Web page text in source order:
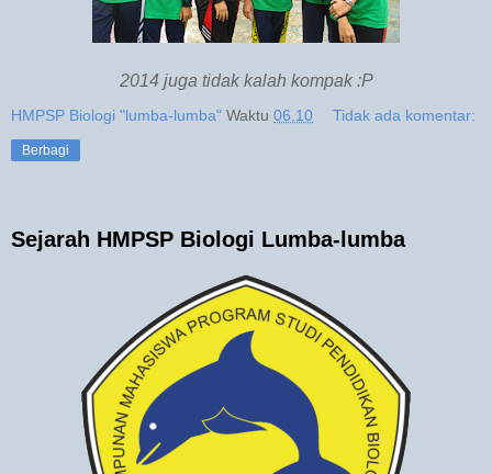
2014 juga tidak kalah kompak :P
HMPSP Biologi "lumba-lumba" Waktu 06.10 Tidak ada komentar:
Berbagi
Sejarah HMPSP Biologi Lumba-lumba